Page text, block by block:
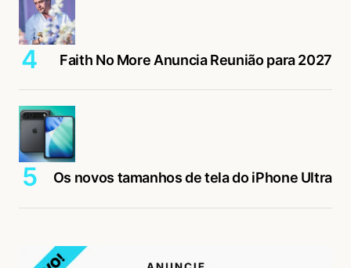
Faith No More Anuncia Reunião para 2027
Os novos tamanhos de tela do iPhone Ultra